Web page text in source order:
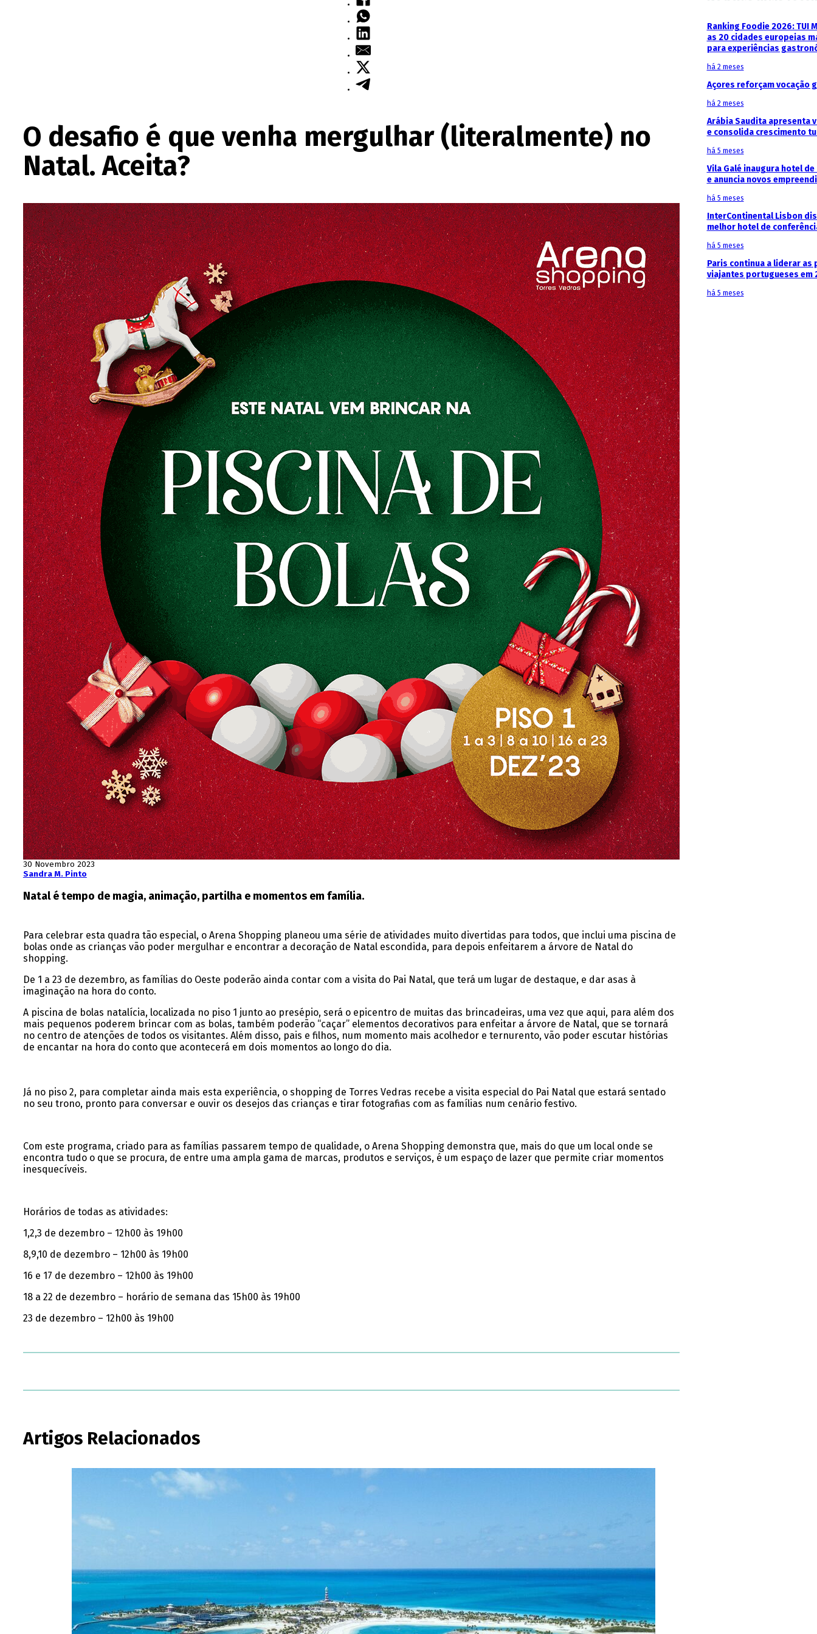
O desafio é que venha mergulhar (literalmente) no
Natal. Aceita?
30 Novembro 2023
Sandra M. Pinto
Natal é tempo de magia, animação, partilha e momentos em família.
Para celebrar esta quadra tão especial, o Arena Shopping planeou uma série de atividades muito divertidas para todos, que inclui uma piscina de
bolas onde as crianças vão poder mergulhar e encontrar a decoração de Natal escondida, para depois enfeitarem a árvore de Natal do
shopping.
De 1 a 23 de dezembro, as famílias do Oeste poderão ainda contar com a visita do Pai Natal, que terá um lugar de destaque, e dar asas à
imaginação na hora do conto.
A piscina de bolas natalícia, localizada no piso 1 junto ao presépio, será o epicentro de muitas das brincadeiras, uma vez que aqui, para além dos
mais pequenos poderem brincar com as bolas, também poderão “caçar” elementos decorativos para enfeitar a árvore de Natal, que se tornará
no centro de atenções de todos os visitantes. Além disso, pais e filhos, num momento mais acolhedor e ternurento, vão poder escutar histórias
de encantar na hora do conto que acontecerá em dois momentos ao longo do dia.
Já no piso 2, para completar ainda mais esta experiência, o shopping de Torres Vedras recebe a visita especial do Pai Natal que estará sentado
no seu trono, pronto para conversar e ouvir os desejos das crianças e tirar fotografias com as famílias num cenário festivo.
Com este programa, criado para as famílias passarem tempo de qualidade, o Arena Shopping demonstra que, mais do que um local onde se
encontra tudo o que se procura, de entre uma ampla gama de marcas, produtos e serviços, é um espaço de lazer que permite criar momentos
inesquecíveis.
Horários de todas as atividades:
1,2,3 de dezembro – 12h00 às 19h00
8,9,10 de dezembro – 12h00 às 19h00
16 e 17 de dezembro – 12h00 às 19h00
18 a 22 de dezembro – horário de semana das 15h00 às 19h00
23 de dezembro – 12h00 às 19h00
Artigos Relacionados
Ranking Foodie 2026: TUI
as 20 cidades europeias
para experiências
há 2 meses
Açores reforçam vocação
há 2 meses
Arábia Saudita apresenta
e consolida crescimento
há 5 meses
Vila Galé inaugura hotel de
e anuncia novos
há 5 meses
InterContinental Lisbon
melhor hotel de
há 5 meses
Paris continua a liderar as
viajantes portugueses em
há 5 meses